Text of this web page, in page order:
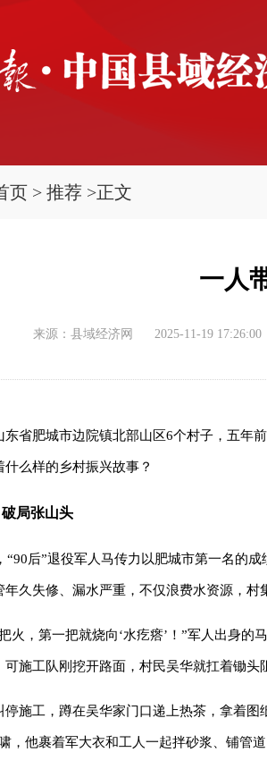
页 > 推荐 >正文
一人
来源：县域经济网 2025-11-19 17:26:00
东省肥城市边院镇北部山区6个村子，五年
么样的乡村振兴故事？
局张山头
“90后”退役军人马传力以肥城市第一名的
年久失修、漏水严重，不仅浪费水资源，村
火，第一把就烧向‘水疙瘩’！”军人出身
可施工队刚挖开路面，村民吴华就扛着锄头
停施工，蹲在吴华家门口递上热茶，拿着
，他裹着军大衣和工人一起拌砂浆、铺管